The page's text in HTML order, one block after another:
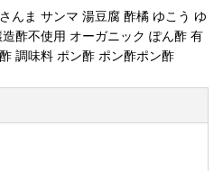
んま サンマ 湯豆腐 酢橘 ゆこう ゆ
酢不使用 オーガニック ぽん酢 有
調味料 ポン酢 ポン酢ポン酢